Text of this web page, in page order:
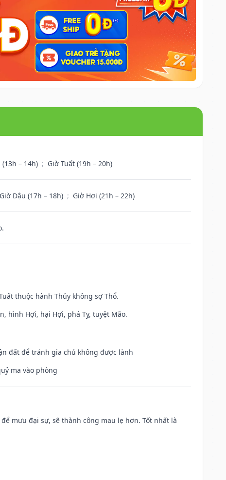
– 14h) ; Giờ Tuất (19h – 20h)
Giờ Dậu (17h – 18h) ; Giờ Hợi (21h – 22h)
thuộc hành Thủy không sợ Thổ.
hình Hợi, hại Hợi, phá Tỵ, tuyệt Mão.
đất để tránh gia chủ không được lành
ma vào phòng
mưu đại sự, sẽ thành công mau lẹ hơn. Tốt nhất là